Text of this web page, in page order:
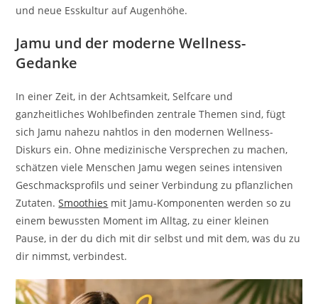
und neue Esskultur auf Augenhöhe.
Jamu und der moderne Wellness-
Gedanke
In einer Zeit, in der Achtsamkeit, Selfcare und
ganzheitliches Wohlbefinden zentrale Themen sind, fügt
sich Jamu nahezu nahtlos in den modernen Wellness-
Diskurs ein. Ohne medizinische Versprechen zu machen,
schätzen viele Menschen Jamu wegen seines intensiven
Geschmacksprofils und seiner Verbindung zu pflanzlichen
Zutaten.Smoothies mit Jamu-Komponenten werden so zu
einem bewussten Moment im Alltag, zu einer kleinen
Pause, in der du dich mit dir selbst und mit dem, was du zu
dir nimmst, verbindest.